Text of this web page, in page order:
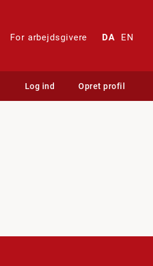
For arbejdsgivere DA EN
Log ind Opret profil